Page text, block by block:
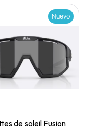
Quick View
Nuevo
de soleil Fusion